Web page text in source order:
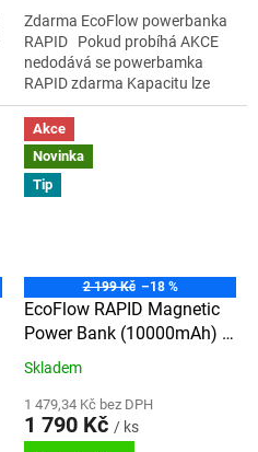
Zdarma EcoFlow powerbanka
RAPID Pokud probíhá AKCE
nedodává se powerbamka
RAPID zdarma Kapacitu lze
rozšířit z 1 na 5 kWh přídavnou
baterií DELTA 3, přídavnou...
Akce
Novinka
Tip
2 199 Kč –18 %
EcoFlow RAPID Magnetic
Power Bank (10000mAh) -
stříbrná
Skladem
1 479,34 Kč bez DPH
1 790 Kč / ks